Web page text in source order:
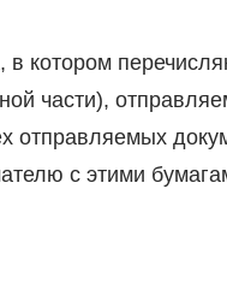
котором
части),
отправляемых
с этими